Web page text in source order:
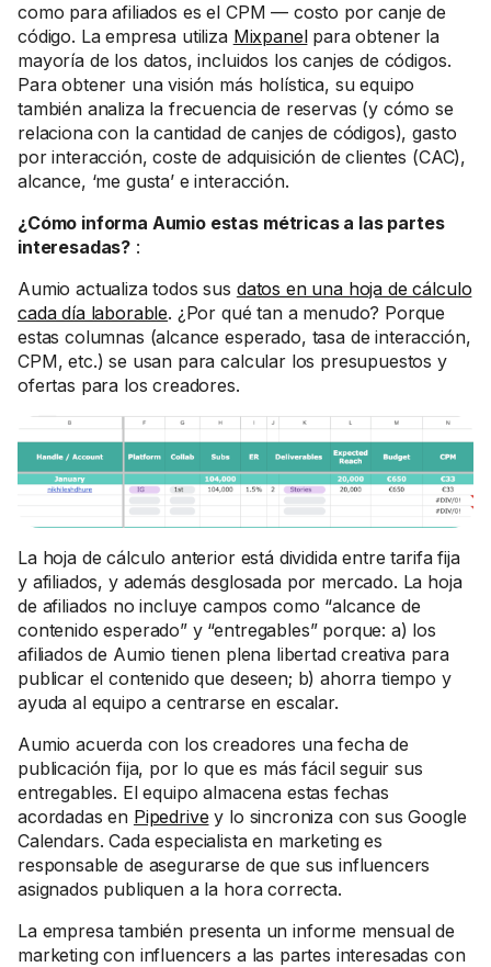
como para afiliados es el CPM — costo por canje de
código. La empresa utiliza Mixpanelpara obtener la
mayoría de los datos, incluidos los canjes de códigos.
Para obtener una visión más holística, su equipo
también analiza la frecuencia de reservas (y cómo se
relaciona con la cantidad de canjes de códigos), gasto
por interacción, coste de adquisición de clientes (CAC),
alcance, ‘me gusta’ e interacción.
¿Cómo informa Aumio estas métricas a las partes
interesadas? :
Aumio actualiza todos sus datos en una hoja de cálculo
cada día laborable. ¿Por qué tan a menudo? Porque
estas columnas (alcance esperado, tasa de interacción,
CPM, etc.) se usan para calcular los presupuestos y
ofertas para los creadores.
La hoja de cálculo anterior está dividida entre tarifa fija
y afiliados, y además desglosada por mercado. La hoja
de afiliados no incluye campos como “alcance de
contenido esperado” y “entregables” porque: a) los
afiliados de Aumio tienen plena libertad creativa para
publicar el contenido que deseen; b) ahorra tiempo y
ayuda al equipo a centrarse en escalar.
Aumio acuerda con los creadores una fecha de
publicación fija, por lo que es más fácil seguir sus
entregables. El equipo almacena estas fechas
acordadas en Pipedrive y lo sincroniza con sus Google
Calendars. Cada especialista en marketing es
responsable de asegurarse de que sus influencers
asignados publiquen a la hora correcta.
La empresa también presenta un informe mensual de
marketing con influencers a las partes interesadas con